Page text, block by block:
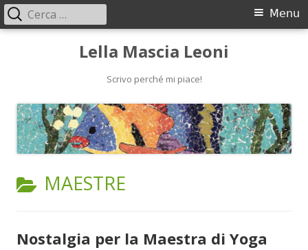
Lella Mascia Leoni
Scrivo perché mi piace!
Menu
principale
Menu
Ricerca
per:
CATEGORIA:
MAESTRE
Nostalgia per la Maestra di Yoga